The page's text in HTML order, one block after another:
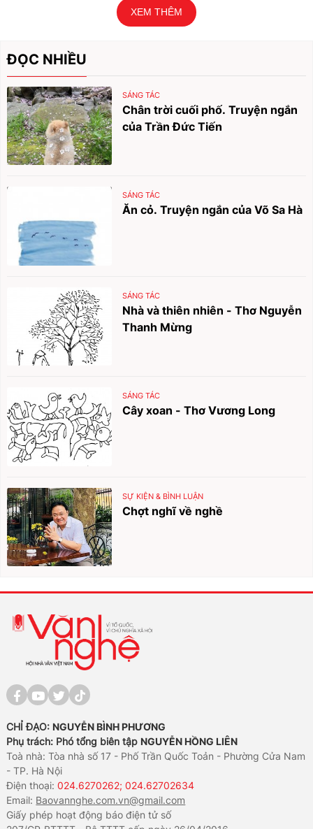
XEM THÊM
ĐỌC NHIỀU
SÁNG TÁC
Chân trời cuối phố. Truyện ngắn
của Trần Đức Tiến
SÁNG TÁC
Ăn cỏ. Truyện ngắn của Võ Sa Hà
SÁNG TÁC
Nhà và thiên nhiên - Thơ Nguyễn
Thanh Mừng
SÁNG TÁC
Cây xoan - Thơ Vương Long
SỰ KIỆN & BÌNH LUẬN
Chợt nghĩ về nghề
CHỈ ĐẠO: NGUYỄN BÌNH PHƯƠNG
Phụ trách: Phó tổng biên tập NGUYỄN HỒNG LIÊN
Toà nhà: Tòa nhà số 17 - Phố Trần Quốc Toản - Phường Cửa Nam
- TP. Hà Nội
Điện thoại:024.6270262; 024.62702634
Email: Baovannghe.com.vn@gmail.com
Giấy phép hoạt động báo điện tử số